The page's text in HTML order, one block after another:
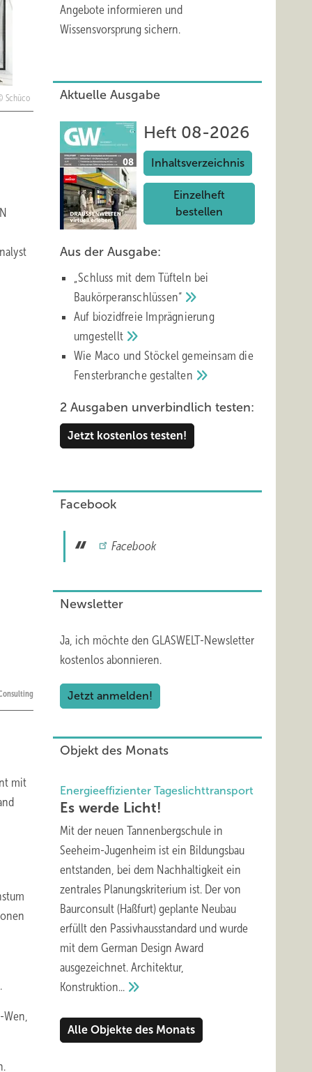
Schüco
mit
Wen,
Angebote informieren und
Wissensvorsprung sichern.
Aktuelle Ausgabe
Heft 08-2026
Inhaltsverzeichnis
Einzelheft
bestellen
Aus der Ausgabe:
„Schluss mit d em Tüfteln bei
Baukörperanschlüssen“
Auf biozidfreie Imprägnierung
umgestellt
Wie Maco und Stöckel gemeinsam die
Fensterbranche gestalten
2 Ausgaben unverbindlich testen:
Jetzt kostenlos testen!
Facebook
Facebook
Newsletter
Ja, ich möchte den GLASWELT-Newsletter
kostenlos abonnieren.
Jetzt anmelden!
Objekt des Monats
Energieeffizienter Tageslichttransport
Es werde Licht!
Mit der neuen Tannenbergschule in
Seeheim-Jugenheim ist ein Bildungsbau
entstanden, bei dem Nachhaltigkeit ein
zentrales Planungskriterium ist. Der von
Baurconsult (Haßfurt) geplante Neubau
erfüllt den Passivhausstandard und wurde
mit dem German Design Award
ausgezeichnet. Architektur,
Konstruktion...
Alle Objekte des Monats